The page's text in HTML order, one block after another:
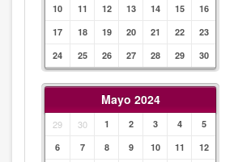
10
11 12 13 14 15
16
17
18 19 20 21 22
23
24
25 26 27 28 29 30
Mayo 2024
29 30 1 2 3 4
5
6
7 8 9 10 11
12